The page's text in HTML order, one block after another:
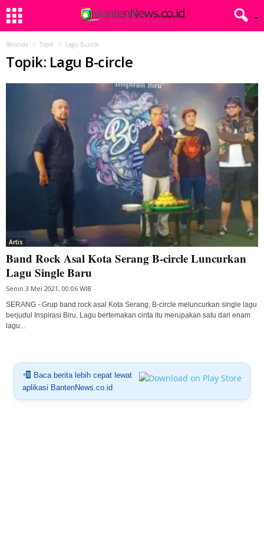
Beranda Topik Lagu B-circle
Topik: Lagu B-circle
Artis
Band Rock Asal Kota Serang B-circle Luncurkan
Lagu Single Baru
Senin 3 Mei 2021, 00:06 WIB
SERANG - Grup band rock asal Kota Serang, B-circle meluncurkan single lagu
berjudul Inspirasi Biru. Lagu bertemakan cinta itu merupakan satu dari enam
lagu...
Baca berita lebih cepat lewat
aplikasi BantenNews.co.id